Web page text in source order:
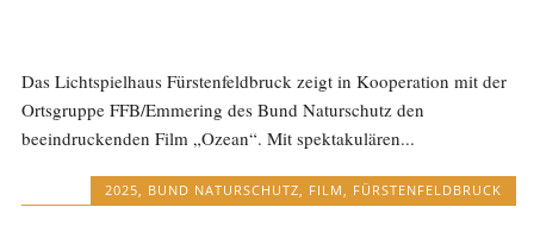
Das Lichtspielhaus Fürstenfeldbruck zeigt in Kooperation mit der
Ortsgruppe FFB/Emmering des Bund Naturschutz den
beeindruckenden Film „Ozean“. Mit spektakulären...
2025 BUND NATURSCHUTZ FILM FÜRSTENFELDBRUCK